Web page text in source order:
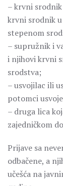
– krvni
krvni srodnik
stepenom
– supružnik i
i njihovi krvni
srodstva;
– usvojilac ili
potomci
– druga lica
zajedničkom
Prijave sa
odbačene, a
učešća na